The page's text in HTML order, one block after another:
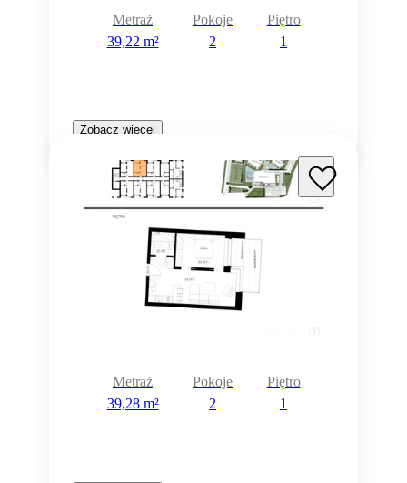
Metraż
39,22 m²
Pokoje
2
Piętro
1
Zobacz więcej
Metraż
39,28 m²
Pokoje
2
Piętro
1